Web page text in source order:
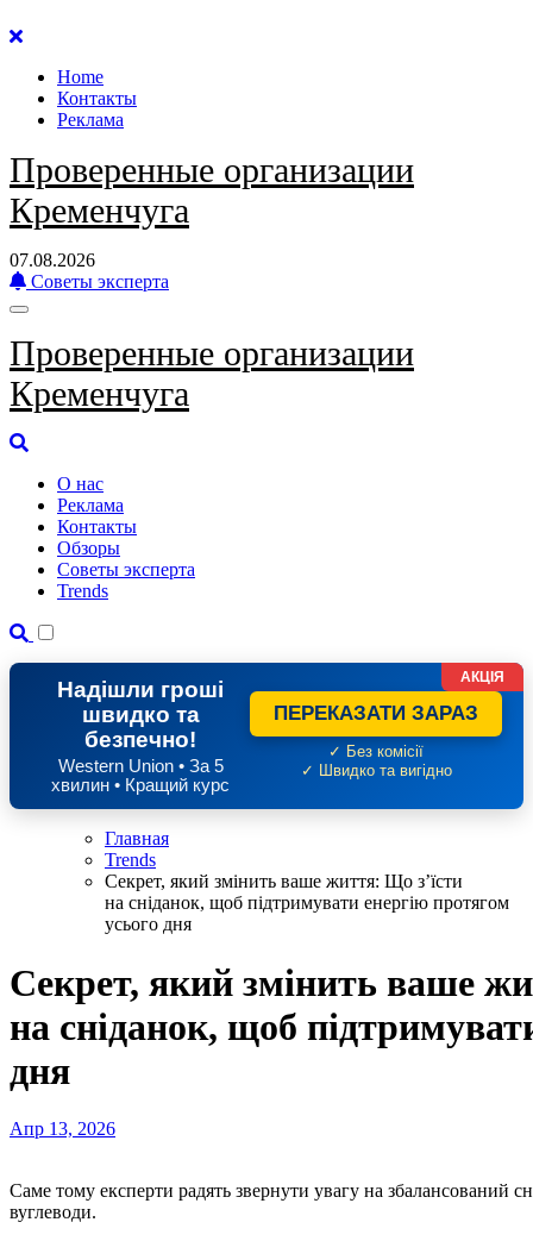
Перейти
содержанию
Home
Контакты
Реклама
Проверенные организации
Кременчуга
07.08.2026
Советы эксперта
Проверенные организации
Кременчуга
О нас
Реклама
Контакты
Обзоры
Советы эксперта
Trends
Надішли гроші
швидко та
безпечно!
Western Union • За 5
хвилин • Кращий курс
ПЕРЕКАЗАТИ ЗАРАЗ
✓ Без комісії
✓ Швидко та вигідно
АКЦІЯ
Главная
Trends
Секрет, який змінить ваше життя: Що з’їсти
на сніданок, щоб підтримувати енергію протягом
усього дня
Секрет, який змінить ваше
на сніданок, щоб
дня
Апр 13, 2026
Саме тому експерти радять звернути увагу на збалансований сніданок, який поєднує білки, клітковину та корисні
вуглеводи.